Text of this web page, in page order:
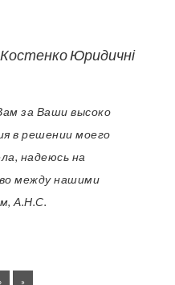
Юридичні
за Ваши высоко
в решении моего
надеюсь на
между нашими
А.Н.С.
› »